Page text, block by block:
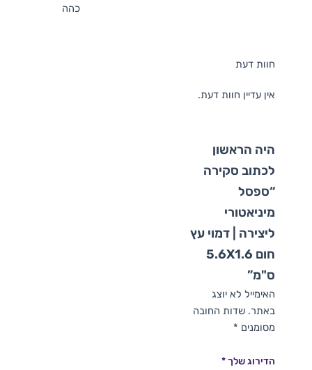
כהה
חוות דעת
אין עדיין חוות דעת.
היה הראשון
לכתוב סקירה
“ספסל
מיניאטורי
ליצירה | דמוי עץ
חום 5.6X1.6
ס"מ”
האימייל לא יוצג
באתר. שדות החובה
מסומנים *
הדירוג שלך*